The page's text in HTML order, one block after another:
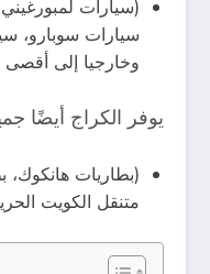
(سيارات
سيارات سوبارو،
وخارجيا إلى
يوفر الكراج أيضًا
(بطاريات هانكوك،
متنقل الكويت